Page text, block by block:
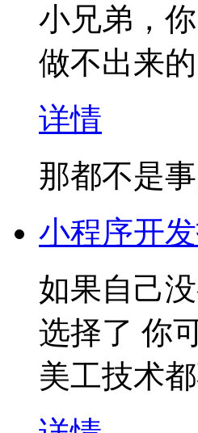
小兄弟，
做不出来的
详情
那都不是
小程序开
如果自己
选择了 你
美工技术